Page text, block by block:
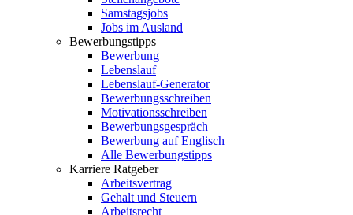
Samstagsjobs
Jobs im Ausland
Bewerbungstipps
Bewerbung
Lebenslauf
Lebenslauf-Generator
Bewerbungsschreiben
Motivationsschreiben
Bewerbungsgespräch
Bewerbung auf Englisch
Alle Bewerbungstipps
Karriere Ratgeber
Arbeitsvertrag
Gehalt und Steuern
Arbeitsrecht